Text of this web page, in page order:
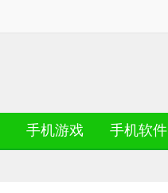
手机游戏 手机软件